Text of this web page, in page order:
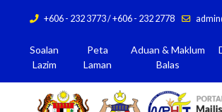
+606 - 232 3773 / +606 - 232 2778
Soalan
Lazim
Peta
Laman
Aduan & Maklum
Balas